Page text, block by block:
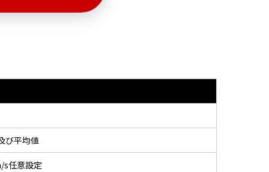
び平均値
s任意設定